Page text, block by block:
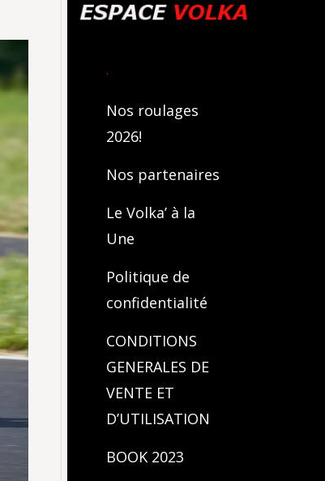
.
Nos roulages
2026!
Nos partenaires
Le Volka’ à la
Une
Politique de
confidentialité
CONDITIONS
GENERALES DE
VENTE ET
D’UTILISATION
BOOK 2023